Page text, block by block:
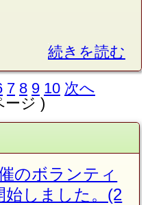
続きを読む
7 8 9 10 次へ
ージ )
のボランティ
始しました。(2